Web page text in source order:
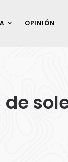
OPINIÓN